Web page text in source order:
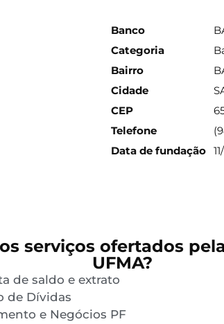
Banco
Categoria
Bairro
Cidade
CEP
Telefone
Data de fundação
serviços ofertados
UFMA?
de saldo e extrato
de Dívidas
e Negócios PF